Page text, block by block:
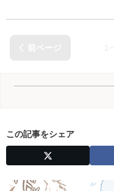
この記事をシェア